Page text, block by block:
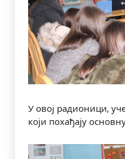
У овој радионици,
који похађају